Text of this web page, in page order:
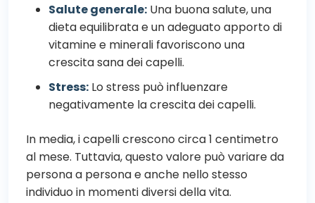
Salute generale: Una buona salute, una
dieta equilibrata e un adeguato apporto di
vitamine e minerali favoriscono una
crescita sana dei capelli.
Stress: Lo stress può influenzare
negativamente la crescita dei capelli.
In media, i capelli crescono circa 1 centimetro
al mese. Tuttavia, questo valore può variare da
persona a persona e anche nello stesso
individuo in momenti diversi della vita.